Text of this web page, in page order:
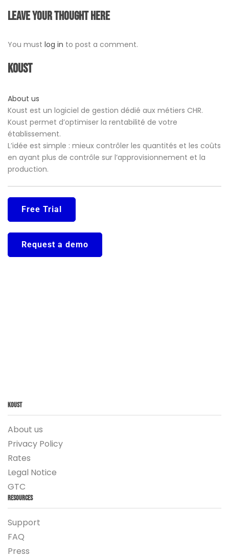
Leave your thought here
You must log in to post a comment.
Koust
About us
Koust est un logiciel de gestion dédié aux métiers CHR.
Koust permet d’optimiser la rentabilité de votre
établissement.
L’idée est simple : mieux contrôler les quantités et les coûts
en ayant plus de contrôle sur l’approvisionnement et la
production.
Free Trial
Request a demo
Koust
About us
Privacy Policy
Rates
Legal Notice
GTC
Resources
Support
FAQ
Press